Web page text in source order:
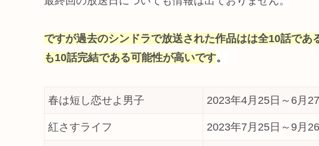
ですが過去のシンドラで放送された作品はは全10話であ
も10話完結である可能性が高いです。
春は短し恋せよ男子 2023年4月25日～6月
紅さすライフ 2023年7月25日～9月